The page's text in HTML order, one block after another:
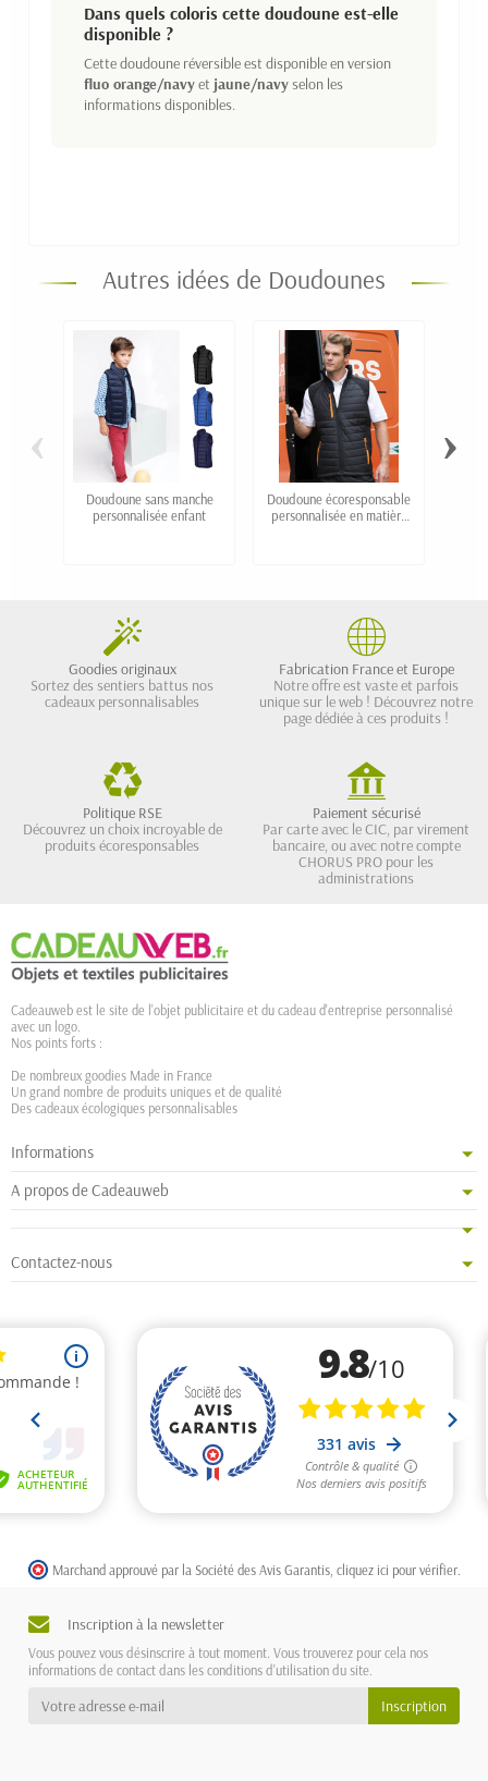
Dans quels coloris cette doudoune est-elle
disponible ?
Cette doudoune réversible est disponible en version
fluo orange/navyet jaune/navy selon les
informations disponibles.
Autres idées de Doudounes
Doudoune sans manche
personnalisée enfant
Doudoune écoresponsable
personnalisée en matière
‹ ›
Goodies originaux
Sortez des sentiers battus nos
cadeaux personnalisables
Fabrication France et Europe
Notre offre est vaste et parfois
unique sur le web ! Découvrez notre
page dédiée à ces produits !
Politique RSE
Découvrez un choix incroyable de
produits écoresponsables
Paiement sécurisé
Par carte avec le CIC, par virement
bancaire, ou avec notre compte
CHORUS PRO pour les
administrations
Cadeauweb est le site de l'objet publicitaire et du cadeau d'entreprise personnalisé
avec un logo.
Nos points forts :
De nombreux goodies Made in France
Un grand nombre de produits uniques et de qualité
Des cadeaux écologiques personnalisables
Informations
A propos de Cadeauweb
Contactez-nous
Marchand approuvé par la Société des Avis Garantis, cliquez ici pour vérifier
Inscription à la newsletter
Vous pouvez vous désinscrire à tout moment. Vous trouverez pour cela nos
informations de contact dans les conditions d'utilisation du site.